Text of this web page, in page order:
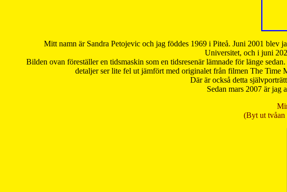
Mitt namn är Sandra Petojevic och jag föddes 1969 i Piteå. Juni 2001 blev
Universitet, och i juni
Bilden ovan föreställer en tidsmaskin som en tidsresenär lämnade för länge
detaljer ser lite fel ut jämfört med originalet från filmen The Time
Där är också detta
Sedan mars 2007 är
(Byt ut tvåan